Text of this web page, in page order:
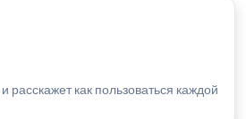
расскажет как пользоваться каждой